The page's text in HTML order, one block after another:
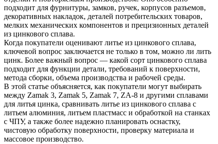
подходит для фурнитуры, замков, ручек, корпусов разъемов,
декоративных накладок, деталей потребительских товаров,
мелких механических компонентов и прецизионных деталей
из цинкового сплава.
Когда покупатели оценивают литье из цинкового сплава,
ключевой вопрос заключается не только в том, можно ли лить
цинк. Более важный вопрос — какой сорт цинкового сплава
подходит для функции детали, требований к поверхности,
метода сборки, объема производства и рабочей среды.
В этой статье объясняется, как покупатели могут выбирать
между Zamak 3, Zamak 5, Zamak 7, ZA-8 и другими сплавами
для литья цинка, сравнивать литье из цинкового сплава с
литьем алюминия, литьем пластмасс и обработкой на станках
с ЧПУ, а также более надежно планировать оснастку,
чистовую обработку поверхности, проверку материала и
массовое производство.